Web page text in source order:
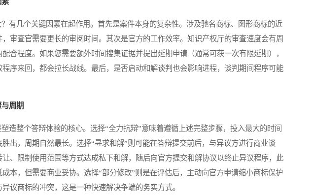
几个关键因素在起作用。首先是案件本身的复杂性。涉及驰名商标、图形商标的近
审查官需要更长的审阅时间。其次是官方的工作效率。知识产权厅的审查速度会有周
合程度。如果您需要额外时间搜集证据并提出延期申请（通常可获一次有限延期），
序来回，都会拉长战线。最后，是否启动和解谈判也会影响进程，谈判期间程序可能
周期
整个答辩体验的核心。选择“全力抗辩”意味着遵循上述完整步骤，投入最大的时间
出，周期自然最长。选择“寻求和解”则可能在答辩提交前后，与异议方进行商业谈
、限制使用范围等方式达成私下和解，随后向官方提交和解协议以终止异议程序，此
本，但需要商业妥协。选择“部分修改”则是在评估后，主动向官方申请缩小商标保护
议商标的冲突，这是一种快速解决争端的务实方式。